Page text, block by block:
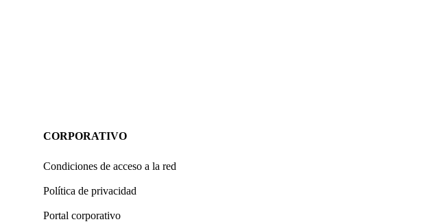
CORPORATIVO
Condiciones de acceso a la red
Política de privacidad
Portal corporativo